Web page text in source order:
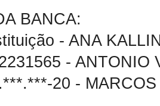
BANCA:
- ANA
- ANTONIO
20 -